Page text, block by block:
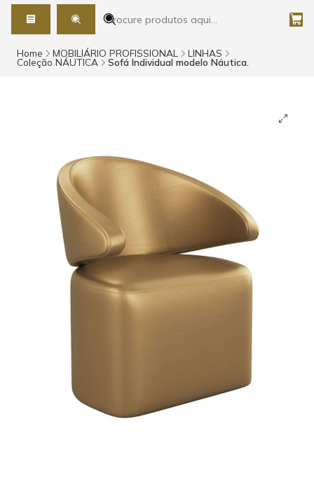
Home MOBILIÁRIO PROFISSIONAL LINHAS
Coleção NÁUTICA Sofá Individual modelo Náutica.